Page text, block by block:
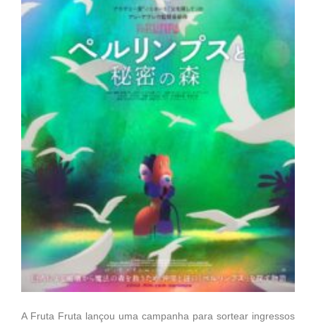
A Fruta Fruta lançou uma campanha para sortear ingressos